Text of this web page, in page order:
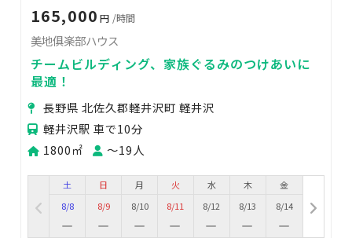
165,000 円 /時間
美地俱楽部ハウス
チームビルディング、家族ぐるみのつけあいに
最適！
長野県 北佐久郡軽井沢町 軽井沢
軽井沢駅 車で10分
1800㎡
〜19人
土
8/8
日
8/9
月
8/10
火
8/11
水
8/12
木
8/13
金
8/14